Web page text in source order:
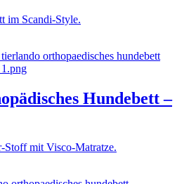
im Scandi-Style.
Hundebett –
Stoff mit Visco-Matratze.